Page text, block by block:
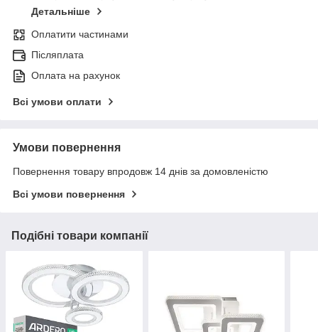
Детальніше
Оплатити частинами
Післяплата
Оплата на рахунок
Всі умови оплати
Умови повернення
Повернення товару впродовж 14 днів за домовленістю
Всі умови повернення
Подібні товари компанії